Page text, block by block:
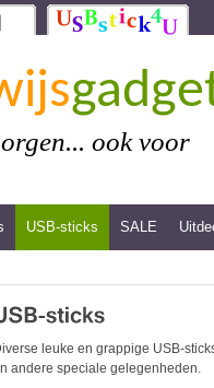
ook voor
USB-sticks SALE
leuke en grappige USB-
andere speciale gelegenheden.